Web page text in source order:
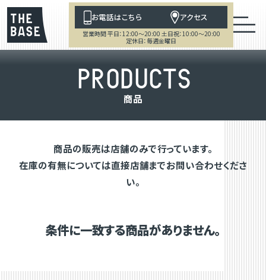
お電話はこちら アクセス
営業時間 平日：12:00～20:00 土日祝：10:00～20:00
定休日：毎週金曜日
PRODUCTS
商品
商品の販売は店舗のみで行っています。
在庫の有無については直接店舗までお問い合わせくださ
い。
条件に一致する商品がありません。